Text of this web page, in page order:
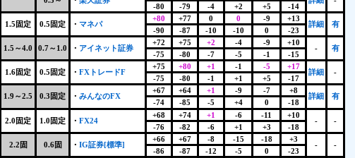
-80 -79 -4 +2 +5 -14
1.5固定 0.5固定 ・ マネパ
+80 +77 0 0 -9 +13
詳細 有
-90 -87 -10 -10 0 -23
1.5～4.0 0.7～1.0 ・ アイネット証券
+72 +75 +2 -4 -9 +10
- 有
-75 -80 -7 -5 -1 -15
1.6固定 0.5固定 ・ FXトレードF
+75 +80 +1 -1 -5 +17
詳細 -
-75 -80 -1 +1 +5 -17
1.9～2.5 0.3固定 ・ みんなのFX
+67 +64 +1 -9 -7 +8
詳細 有
-74 -85 -5 +4 0 -18
2.0固定 1.0固定 ・ FX24
+68 +74 +1 -6 -11 +10
- -
-76 -82 -6 +1 +3 -18
2.2固 0.6固 ・ IG証券[標準]
+66 +67 -8 -15 -18 +3
- -
-86 -87 -12 -5 0 -23